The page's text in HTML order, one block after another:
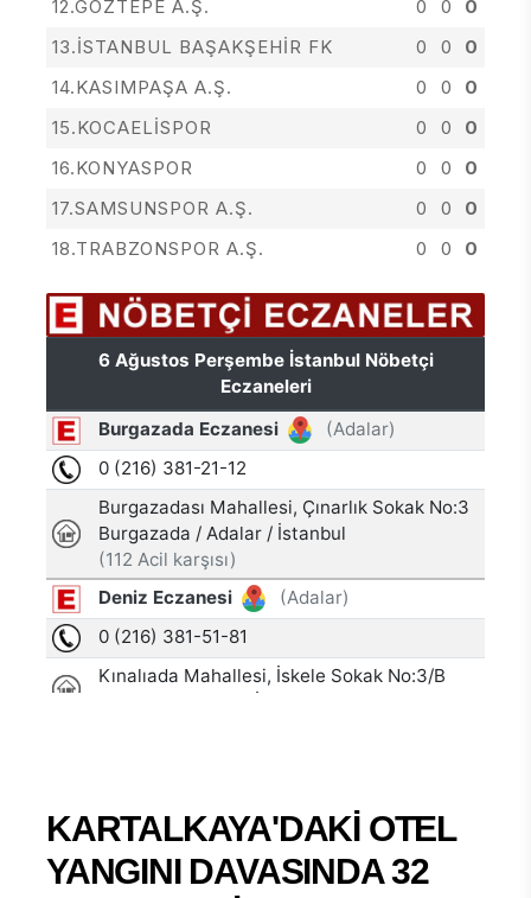
12.GÖZTEPE A.Ş. 0 0
0
13.İSTANBUL BAŞAKŞEHİR FK
0 0
0
14.KASIMPAŞA A.Ş.
0 0
0
15.KOCAELİSPOR
0 0
0
16.KONYASPOR
0 0
0
17.SAMSUNSPOR A.Ş.
0 0
0
18.TRABZONSPOR A.Ş.
0 0 0
KARTALKAYA'DAKİ OTEL
YANGINI DAVASINDA 32